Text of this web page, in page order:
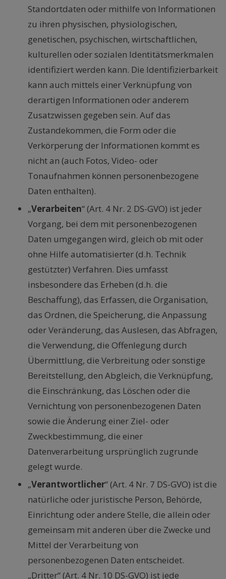
Standortdaten oder mithilfe von Informationen
zu ihren physischen, physiologischen,
genetischen, psychischen, wirtschaftlichen,
kulturellen oder sozialen Identitätsmerkmalen
identifiziert werden kann. Die Identifizierbarkeit
kann auch mittels einer Verknüpfung von
derartigen Informationen oder anderem
Zusatzwissen gegeben sein. Auf das
Zustandekommen, die Form oder die
Verkörperung der Informationen kommt es
nicht an (auch Fotos, Video- oder
Tonaufnahmen können personenbezogene
Daten enthalten).
„Verarbeiten“ (Art. 4 Nr. 2 DS-GVO) ist jeder
Vorgang, bei dem mit personenbezogenen
Daten umgegangen wird, gleich ob mit oder
ohne Hilfe automatisierter (d.h. Technik
gestützter) Verfahren. Dies umfasst
insbesondere das Erheben (d.h. die
Beschaffung), das Erfassen, die Organisation,
das Ordnen, die Speicherung, die Anpassung
oder Veränderung, das Auslesen, das Abfragen,
die Verwendung, die Offenlegung durch
Übermittlung, die Verbreitung oder sonstige
Bereitstellung, den Abgleich, die Verknüpfung,
die Einschränkung, das Löschen oder die
Vernichtung von personenbezogenen Daten
sowie die Änderung einer Ziel- oder
Zweckbestimmung, die einer
Datenverarbeitung ursprünglich zugrunde
gelegt wurde.
„Verantwortlicher“ (Art. 4 Nr. 7 DS-GVO) ist die
natürliche oder juristische Person, Behörde,
Einrichtung oder andere Stelle, die allein oder
gemeinsam mit anderen über die Zwecke und
Mittel der Verarbeitung von
personenbezogenen Daten entscheidet.
„Dritter“ (Art. 4 Nr. 10 DS-GVO) ist jede